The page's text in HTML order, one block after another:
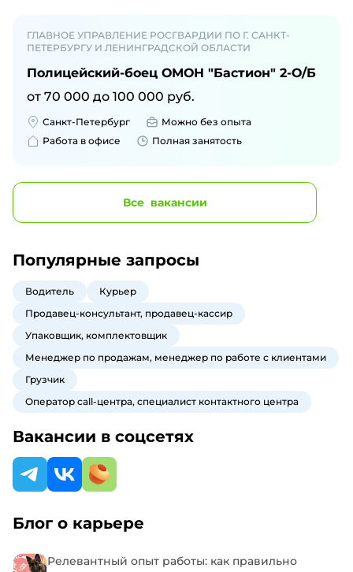
ГЛАВНОЕ УПРАВЛЕНИЕ РОСГВАРДИИ ПО Г. САНКТ-
ПЕТЕРБУРГУ И ЛЕНИНГРАДСКОЙ ОБЛАСТИ
Полицейский-боец ОМОН "Бастион" 2-О/Б
от 70 000 до 100 000 руб.
Санкт-Петербург
Можно без опыта
Работа в офисе
Полная занятость
Все вакансии
Популярные запросы
Водитель
Курьер
Продавец-консультант, продавец-кассир
Упаковщик, комплектовщик
Менеджер по продажам, менеджер по работе с клиентами
Грузчик
Оператор call-центра, специалист контактного центра
Вакансии в соцсетях
Блог о карьере
Релевантный опыт работы: как правильно